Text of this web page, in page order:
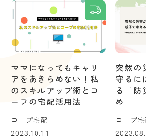
ママになってもキャリ
アをあきらめない！私
のスキルアップ術とコ
ープの宅配活用法
コープ宅配
2023.10.11
突然の
守るに
る「防
め
コープ